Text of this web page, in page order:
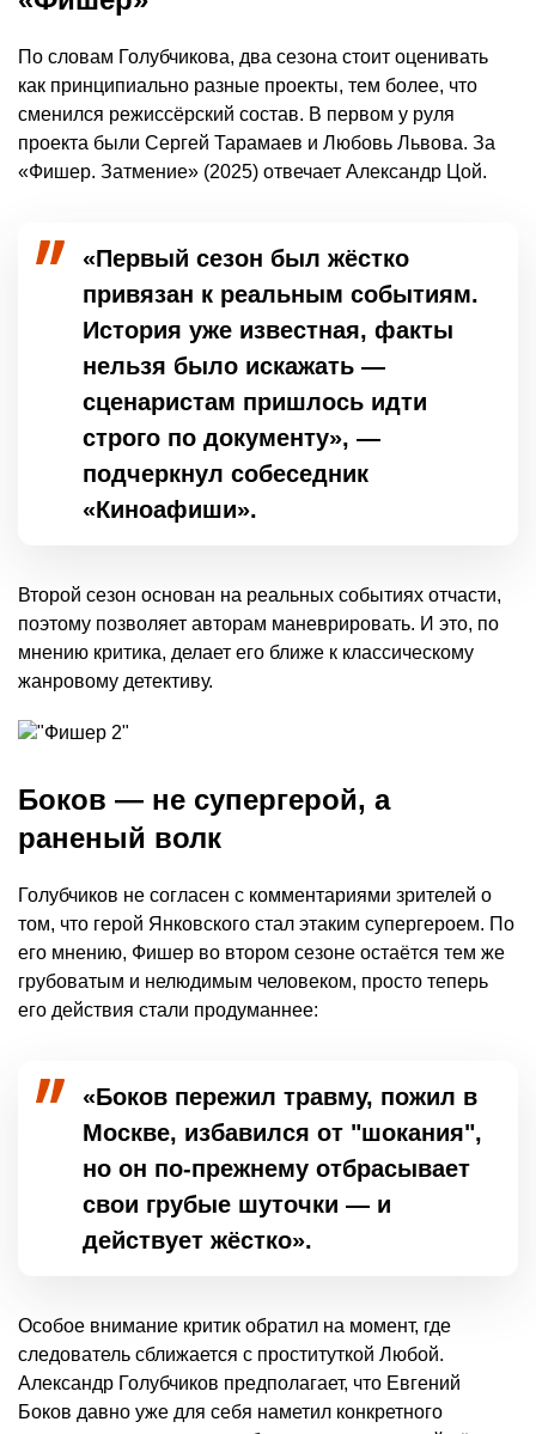
По словам Голубчикова, два сезона стоит оценивать
как принципиально разные проекты, тем более, что
сменился режиссёрский состав. В первом у руля
проекта были Сергей Тарамаев и Любовь Львова. За
«Фишер. Затмение» (2025) отвечает Александр Цой.
«Первый сезон был жёстко
привязан к реальным событиям.
История уже известная, факты
нельзя было искажать —
сценаристам пришлось идти
строго по документу», —
подчеркнул собеседник
«Киноафиши».
Второй сезон основан на реальных событиях отчасти,
поэтому позволяет авторам маневрировать. И это, по
мнению критика, делает его ближе к классическому
жанровому детективу.
Боков — не супергерой, а
раненый волк
Голубчиков не согласен с комментариями зрителей о
том, что герой Янковского стал этаким супергероем. По
его мнению, Фишер во втором сезоне остаётся тем же
грубоватым и нелюдимым человеком, просто теперь
его действия стали продуманнее:
«Боков пережил травму, пожил в
Москве, избавился от "шокания",
но он по-прежнему отбрасывает
свои грубые шуточки — и
действует жёстко».
Особое внимание критик обратил на момент, где
следователь сближается с проституткой Любой.
Александр Голубчиков предполагает, что Евгений
Боков давно уже для себя наметил конкретного